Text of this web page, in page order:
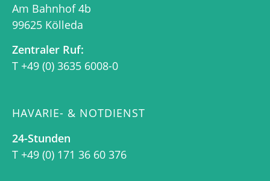
Am Bahnhof 4b
99625 Kölleda
Zentraler Ruf:
T +49 (0) 3635 6008-0
HAVARIE- & NOTDIENST
24-Stunden
T +49 (0) 171 36 60 376